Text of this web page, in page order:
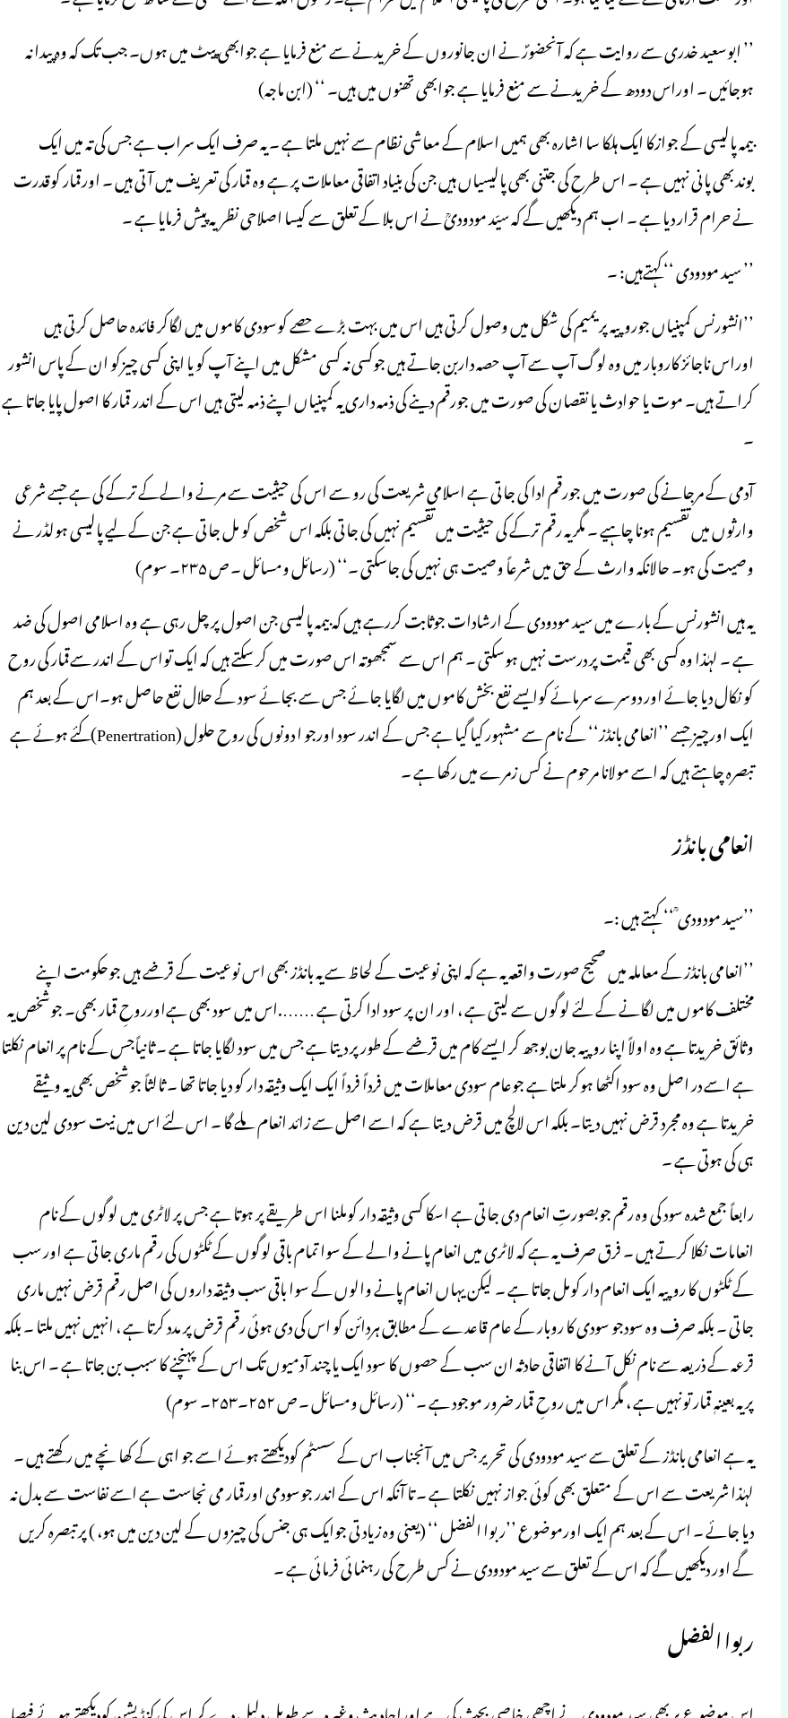
’’ ابوسعید خدری سے روایت ہے کہ آنحضورؐ نے ان جانوروں کے خریدنے سے منع فرمایا ہے جوابھی پیٹ میں ہوں۔ جب تک کہ وہ پیدا نہ
ہوجائیں ۔ اوراس دودھ کے خریدنے سے منع فرمایا ہے جوابھی تھنوں میں ہیں۔ ‘‘ (ابن ماجہ)
بیمہ پالیسی کے جوازکا ایک ہلکا سا اشارہ بھی ہمیں اسلام کے معاشی نظام سے نہیں ملتا ہے ۔ یہ صرف ایک سراب ہے جس کی تہ میں ایک
بوندبھی پانی نہیں ہے ۔ اس طرح کی جتنی بھی پالیسیاں ہیں جن کی بنیاد اتفاقی معاملات پر ہے وہ قمار کی تعریف میں آتی ہیں ۔ اورقمار کوقدرت
نے حرام قرار دیا ہے ۔ اب ہم دیکھیں گے کہ سیّد مودودیؒ نے اس بلا کے تعلق سے کیسا اصلاحی نظریہ پیش فرمایا ہے ۔
’’ سید مودودی ‘‘کہتےہیں: ۔
’’انشورنس کمپنیاں جوروپیہ پر یمیم کی شکل میں وصول کرتی ہیں اس میں بہت بڑے حصے کوسودی کاموں میں لگاکر فائدہ حاصل کرتی ہیں
اوراس ناجائز کاروبار میں وہ لوگ آپ سے آپ حصہ داربن جاتے ہیں جوکسی نہ کسی مشکل میں اپنے آپ کو یا اپنی کسی چیزکو ان کے پاس انشور
کراتے ہیں۔ موت یا حوادث یا نقصان کی صورت میں جورقم دینے کی ذمہ داری یہ کمپنیاں اپنے ذمہ لیتی ہیں اس کے اندر قمار کا اصول پایا جاتا ہے
۔
آدمی کے مرجانے کی صورت میں جورقم ادا کی جاتی ہے اسلامی شریعت کی رو سے اس کی حیثیت سے مرنے والےکے ترکے کی ہے جسے شرعی
وارثوں میں تقسیم ہونا چاہیے ۔ مگر یہ رقم ترکے کی حیثیت میں تقسیم نہیں کی جاتی بلکہ اس شخص کو مل جاتی ہے جن کے لیے پالیسی ہولڈر نے
وصیت کی ہو۔ حالانکہ وارث کے حق میں شرعاً وصیت ہی نہیں کی جاسکتی ۔‘‘ (رسائل ومسائل ۔ ص ۲۳۵۔ سوم)
یہ ہیں انشورنس کے بارے میں سید مودودی کے ارشادات جوثابت کررہے ہیں کہ بیمہ پالیسی جن اصول پر چل رہی ہے وہ اسلامی اصول کی ضد
ہے ۔ لہٰذا وہ کسی بھی قیمت پر درست نہیں ہوسکتی ۔ ہم اس سے سمجھوتہ اس صورت میں کر سکتے ہیں کہ ایک تواس کے اندر سےقمار کی روح
کو نکال دیا جائے اور دوسرے سرمائے کوایسے نفع بخش کاموں میں لگایا جائے جس سے بجائے سود کے حلال نفع حاصل ہو۔اس کے بعد ہم
ایک اورچیز جسے ’’انعامی بانڈز‘‘ کے نام سے مشہور کیا گیا ہے جس کے اندر سود اورجو ا دونوں کی روح حلول (Penertration)کئے ہوئے ہے
تبصرہ چاہتے ہیں کہ اسے مولانا مرحوم نے کس زمرے میں رکھا ہے ۔
انعامی بانڈز
’’سید مودودی ؒ ‘‘ کہتے ہیں :۔
’’انعامی بانڈز کے معاملہ میں صحیح صورت واقعہ یہ ہے کہ اپنی نوعیت کے لحاظ سے یہ بانڈز بھی اس نوعیت کے قرضے ہیں جوحکومت اپنے
مختلف کاموں میں لگانے کے لئے لوگوں سے لیتی ہے ، اور ان پر سود ادا کرتی ہے …….اس میں سود بھی ہےاورروحِ قمار بھی۔ جوشخص یہ
وثائق خریدتا ہے وہ اولاً اپنا روپیہ جان بوجھ کر ایسے کام میں قرضے کے طور پر دیتا ہے جس میں سود لگایا جاتا ہے ۔ ثانیاًجس کے نام پر انعام نکلتا
ہے اسے در اصل وہ سود اکٹھا ہوکر ملتا ہے جوعام سودی معاملات میں فرداً فرداً ایک ایک وثیقہ دار کو دیا جاتا تھا ۔ ثالثاً جوشخص بھی یہ وثیقے
خریدتا ہے وہ مجرد قرض نہیں دیتا۔ بلکہ اس لالچ میں قرض دیتا ہے کہ اسے اصل سے زائد انعام ملے گا ۔ اس لئے اس میں نیت سودی لین دین
ہی کی ہوتی ہے ۔
رابعاً جمع شدہ سود کی وہ رقم جوبصورتِ انعام دی جاتی ہے اسکا کسی وثیقہ دار کوملنا اس طریقے پر ہوتا ہے جس پر لاٹری میں لوگوں کے نام
انعامات نکلا کرتے ہیں ۔ فرق صرف یہ ہے کہ لاٹری میں انعام پانے والے کے سوا تمام باقی لوگوں کے ٹکٹوں کی رقم ماری جاتی ہے اور سب
کے ٹکٹوں کا روپیہ ایک انعام دار کومل جاتا ہے ۔ لیکن یہاں انعام پانے والوں کے سوا باقی سب وثیقہ داروں کی اصل رقم قرض نہیں ماری
جاتی ۔ بلکہ صرف وہ سودجو سودی کا روبار کے عام قاعدے کے مطابق ہردائن کو اس کی دی ہوئی رقم قرض پر مدد کرتا ہے ، انہیں نہیں ملتا ۔ بلکہ
قرعہ کے ذریعہ سے نام نکل آنے کا اتفاقی حادثہ ان سب کے حصوں کا سود ایک یا چند آدمیوں تک اس کے پہنچنے کا سبب بن جاتا ہے ۔ اس بنا
پر یہ بعینہٖ قمار تونہیں ہے ، مگر اس میں روحِ قمار ضرور موجود ہے ۔‘‘ (رسائل ومسائل ۔ ص ۲۵۲۔۲۵۳۔ سوم)
یہ ہے انعامی بانڈز کے تعلق سے سید مودودی کی تحریر جس میں آنجناب اس کے سسٹم کودیکھتے ہوئے اسے جو اہی کے کھانچے میں رکھتے ہیں ۔
لہٰذا شریعت سے اس کے متعلق بھی کوئی جواز نہیں نکلتا ہے ۔ تا آنکہ اس کے اندر جوسودمی اورقمار می نجاست ہے اسے نفاست سے بدل نہ
دیا جائے ۔ اس کے بعد ہم ایک اورموضوع ’’ربوا الفضل ‘‘ (یعنی وہ زیادتی جوایک ہی جنس کی چیزوں کے لین دین میں ہو، ) پر تبصرہ کریں
گے اور دیکھیں گے کہ اس کے تعلق سے سید مودودی نے کس طرح کی رہنمائی فرمائی ہے ۔
ربوا الفضل